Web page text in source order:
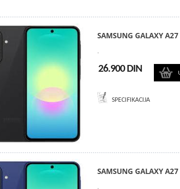
SAMSUNG GALAXY
.
26.900 DIN
SPECIFIKACIJA
SAMSUNG GALAXY
.